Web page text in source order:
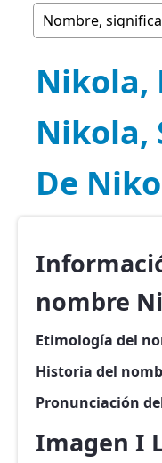
Nikola,
Nikola,
De
nombre
Etimología del
Historia del
Pronunciación
Imagen I